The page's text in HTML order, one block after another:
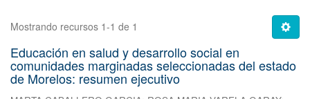
Mostrando recursos 1-1 de 1
Educación en salud y desarrollo social en
comunidades marginadas seleccionadas del estado
de Morelos: resumen ejecutivo